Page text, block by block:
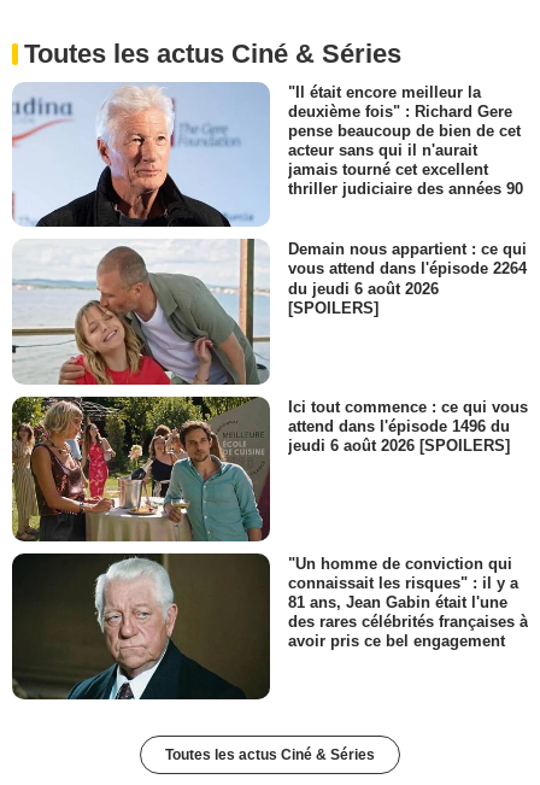
Toutes les actus Ciné & Séries
"Il était encore meilleur la
deuxième fois" : Richard Gere
pense beaucoup de bien de cet
acteur sans qui il n'aurait
jamais tourné cet excellent
thriller judiciaire des années 90
Demain nous appartient : ce qui
vous attend dans l'épisode 2264
du jeudi 6 août 2026
[SPOILERS]
Ici tout commence : ce qui vous
attend dans l'épisode 1496 du
jeudi 6 août 2026 [SPOILERS]
"Un homme de conviction qui
connaissait les risques" : il y a
81 ans, Jean Gabin était l'une
des rares célébrités françaises à
avoir pris ce bel engagement
Toutes les actus Ciné & Séries